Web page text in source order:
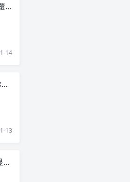
14
13